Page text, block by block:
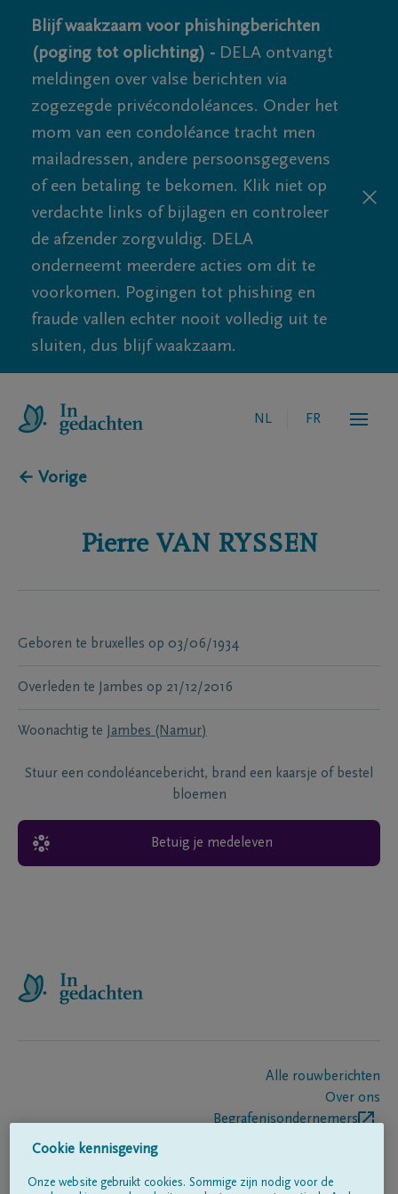
Blijf waakzaam voor phishingberichten
(poging tot oplichting) - DELA ontvangt
meldingen over valse berichten via
zogezegde privécondoléances. Onder het
mom van een condoléance tracht men
mailadressen, andere persoonsgegevens
of een betaling te bekomen. Klik niet op
verdachte links of bijlagen en controleer
de afzender zorgvuldig. DELA
onderneemt meerdere acties om dit te
voorkomen. Pogingen tot phishing en
fraude vallen echter nooit volledig uit te
sluiten, dus blijf waakzaam.
NL FR
← Vorige
Pierre VAN RYSSEN
Geboren te bruxelles op 03/06/1934
Overleden te Jambes op 21/12/2016
Woonachtig te Jambes (Namur)
Stuur een condoléancebericht, brand een kaarsje of bestel
bloemen
Betuig je medeleven
Alle rouwberichten
Over ons
Begrafenisondernemers
Cookie kennisgeving
Onze website gebruikt cookies. Sommige zijn nodig voor de